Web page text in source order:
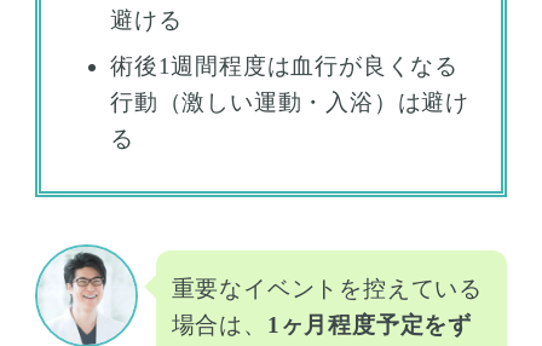
避ける
術後1週間程度は血行が良くなる
行動（激しい運動・入浴）は避け
る
重要なイベントを控えている
場合は、 1ヶ月程度予定をず